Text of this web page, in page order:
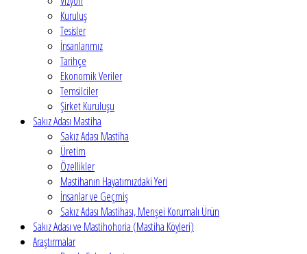
Kuruluş
Tesisler
İnsanlarımız
Tarihçe
Ekonomik Veriler
Temsilciler
Şirket Kuruluşu
Sakız Adası Mastiha
Sakız Adası Mastiha
Üretim
Özellikler
Mastihanın Hayatımızdaki Yeri
İnsanlar ve Geçmiş
Sakız Adası Mastihası, Menşei Korumalı Ürün
Sakız Adası ve Mastihohoria (Mastiha Köyleri)
Araştırmalar